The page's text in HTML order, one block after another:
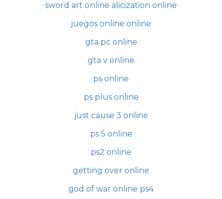
sword art online alicization online
juegos online online
gta pc online
gta v online
ps online
ps plus online
just cause 3 online
ps 5 online
ps2 online
getting over online
god of war online ps4